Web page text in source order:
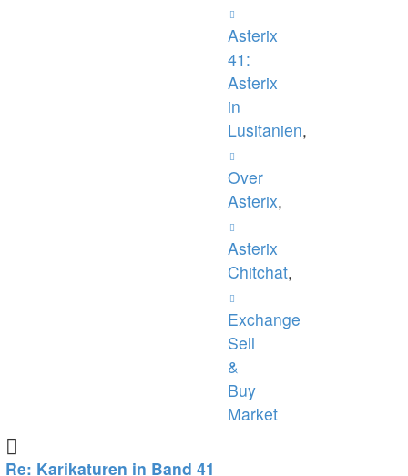
Asterix
41:
Asterix
in
Lusitanien,
Over
Asterix,
Asterix
Chitchat,
Exchange
Sell
&
Buy
Market
Re: Karikaturen in Band 41